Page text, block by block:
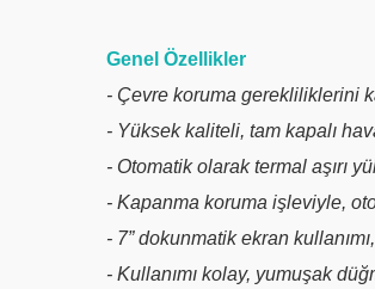
Genel Özellikler
- Çevre koruma gerekliliklerini
- Yüksek kaliteli, tam kapalı
- Otomatik olarak termal aşırı
- Kapanma koruma işleviyle,
- 7” dokunmatik ekran
- Kullanımı kolay, yumuşak